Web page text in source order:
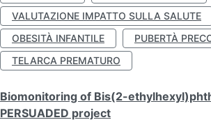
VALUTAZIONE IMPATTO SULLA SALUTE
OBESITÀ INFANTILE
PUBERTÀ
TELARCA PREMATURO
Biomonitoring of Bis(2-
PERSUADED project